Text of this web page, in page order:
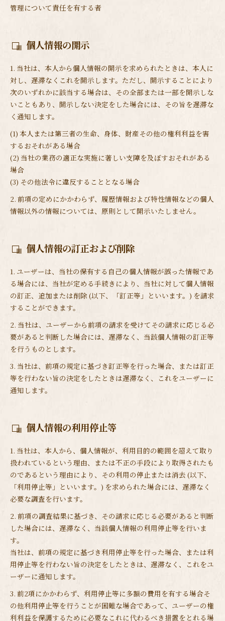
管理について責任を有する者
個人情報の開示
1. 当社は、本人から個人情報の開示を求められたときは、本人に
対し、遅滞なくこれを開示します。ただし、開示することにより
次のいずれかに該当する場合は、その全部または一部を開示しな
いこともあり、開示しない決定をした場合には、その旨を遅滞な
く通知します。
(1) 本人または第三者の生命、身体、財産その他の権利利益を害
するおそれがある場合
(2) 当社の業務の適正な実施に著しい支障を及ぼすおそれがある
場合
(3) その他法令に違反することとなる場合
2. 前項の定めにかかわらず、履歴情報および特性情報などの個人
情報以外の情報については、原則として開示いたしません。
個人情報の訂正および削除
1. ユーザーは、当社の保有する自己の個人情報が誤った情報であ
る場合には、当社が定める手続きにより、当社に対して個人情報
の訂正、追加または削除 (以下、「訂正等」といいます。) を請求
することができます。
2. 当社は、ユーザーから前項の請求を受けてその請求に応じる必
要があると判断した場合には、遅滞なく、当該個人情報の訂正等
を行うものとします。
3. 当社は、前項の規定に基づき訂正等を行った場合、または訂正
等を行わない旨の決定をしたときは遅滞なく、これをユーザーに
通知します。
個人情報の利用停止等
1. 当社は、本人から、個人情報が、利用目的の範囲を超えて取り
扱われているという理由、または不正の手段により取得されたも
のであるという理由により、その利用の停止または消去 (以下、
「利用停止等」といいます。) を求められた場合には、遅滞なく
必要な調査を行います。
2. 前項の調査結果に基づき、その請求に応じる必要があると判断
した場合には、遅滞なく、当該個人情報の利用停止等を行いま
す。
当社は、前項の規定に基づき利用停止等を行った場合、または利
用停止等を行わない旨の決定をしたときは、遅滞なく、これをユ
ーザーに通知します。
3. 前2項にかかわらず、利用停止等に多額の費用を有する場合そ
の他利用停止等を行うことが困難な場合であって、ユーザーの権
利利益を保護するために必要なこれに代わるべき措置をとれる場